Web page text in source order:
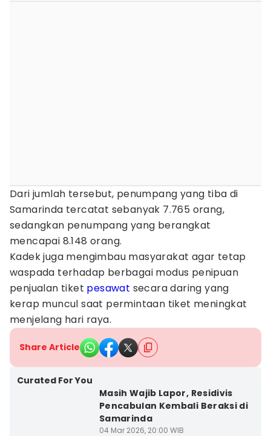
Dari jumlah tersebut, penumpang yang tiba di
Samarinda tercatat sebanyak 7.765 orang,
sedangkan penumpang yang berangkat
mencapai 8.148 orang.
Kadek juga mengimbau masyarakat agar tetap
waspada terhadap berbagai modus penipuan
penjualan tiket pesawat secara daring yang
kerap muncul saat permintaan tiket meningkat
menjelang hari raya.
Share Article
Curated For You
Masih Wajib Lapor, Residivis
Pencabulan Kembali Beraksi di
Samarinda
04 Mar 2026, 20:00 WIB